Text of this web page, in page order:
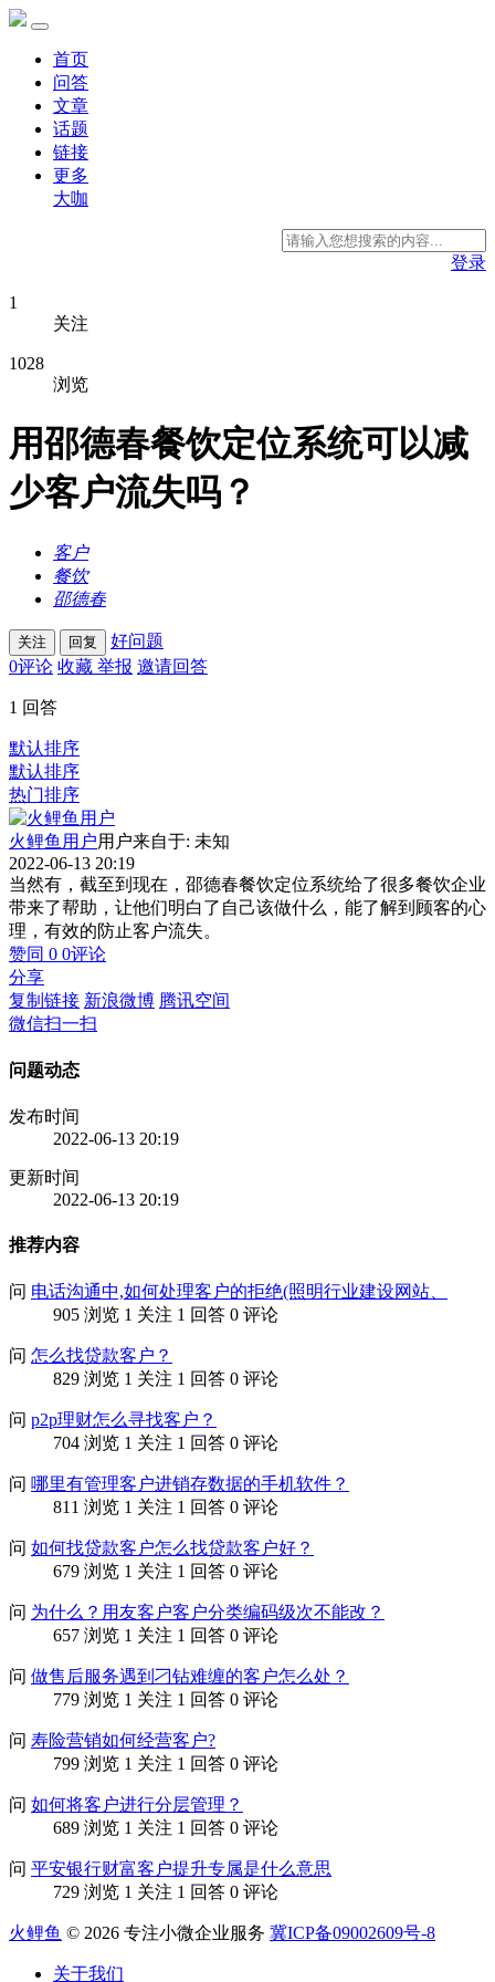
首页
问答
文章
话题
链接
更多
大咖
登录
1
关注
1028
浏览
用邵德春餐饮定位系统可以减
少客户流失吗？
客户
餐饮
邵德春
关注 回复
好问题
0评论 收藏 举报 邀请回答
1 回答
默认排序
默认排序
热门排序
火鲤鱼用户用户来自于: 未知
2022-06-13 20:19
当然有，截至到现在，邵德春餐饮定位系统给了很多餐饮企业
带来了帮助，让他们明白了自己该做什么，能了解到顾客的心
理，有效的防止客户流失。
赞同 0 0评论
分享
复制链接 新浪微博 腾讯空间
微信扫一扫
问题动态
发布时间
2022-06-13 20:19
更新时间
2022-06-13 20:19
推荐内容
问 电话沟通中,如何处理客户的拒绝(照明行业建设网站、
905 浏览 1 关注 1 回答 0 评论
问 怎么找贷款客户？
829 浏览 1 关注 1 回答 0 评论
问 p2p理财怎么寻找客户？
704 浏览 1 关注 1 回答 0 评论
问 哪里有管理客户进销存数据的手机软件？
811 浏览 1 关注 1 回答 0 评论
问 如何找贷款客户怎么找贷款客户好？
679 浏览 1 关注 1 回答 0 评论
问 为什么？用友客户客户分类编码级次不能改？
657 浏览 1 关注 1 回答 0 评论
问 做售后服务遇到刁钻难缠的客户怎么处？
779 浏览 1 关注 1 回答 0 评论
问 寿险营销如何经营客户?
799 浏览 1 关注 1 回答 0 评论
问 如何将客户进行分层管理？
689 浏览 1 关注 1 回答 0 评论
问 平安银行财富客户提升专属是什么意思
729 浏览 1 关注 1 回答 0 评论
火鲤鱼 © 2026 专注小微企业服务 冀ICP备09002609号-8
关于我们